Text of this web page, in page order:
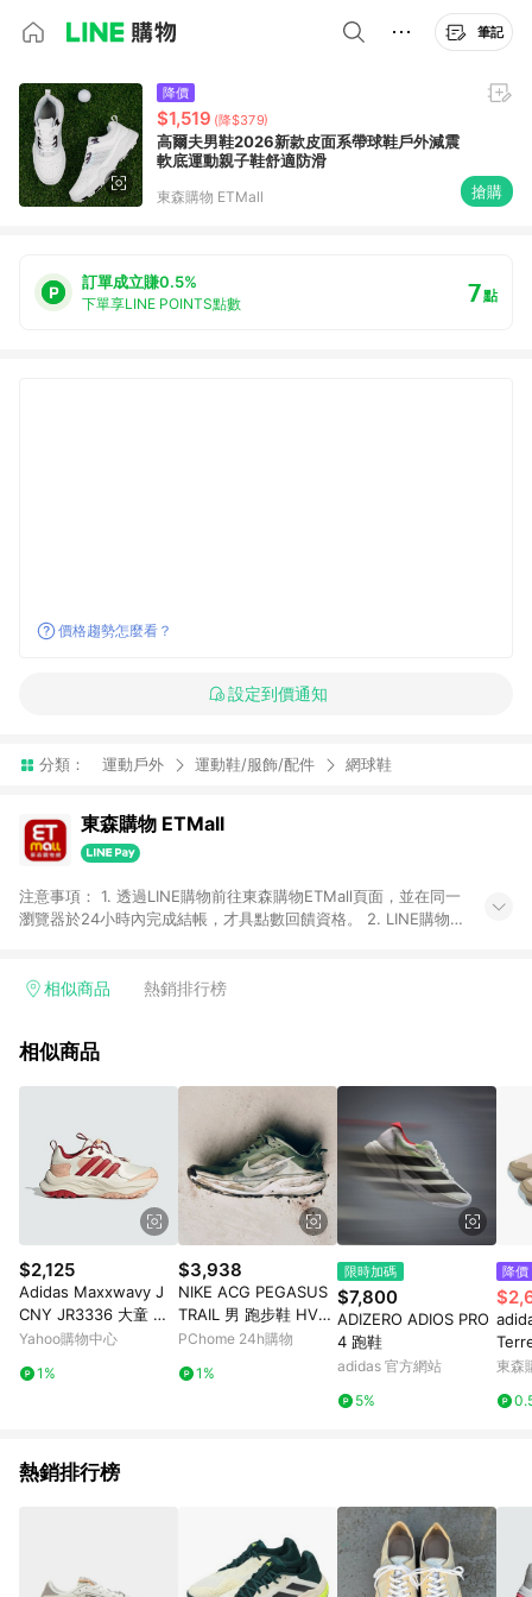
筆記
降價
$1,519 (降$379)
高爾夫男鞋2026新款皮面系帶球鞋戶外減震
軟底運動親子鞋舒適防滑
東森購物 ETMall 搶購
訂單成立賺0.5%
下單享LINE POINTS點數 7點
價格趨勢怎麼看？
設定到價通知
分類： 運動戶外 運動鞋/服飾/配件 網球鞋
東森購物 ETMall
注意事項： 1. 透過LINE購物前往東森購物ETMall頁面，並在同一
瀏覽器於24小時內完成結帳，才具點數回饋資格。 2. LINE購物
單，皆不在點數回饋範圍內。 3. 如購買以下類別商品，將無法獲
球嚴選、商城、專案商品、「草莓網」全館商品。 4. 如取消訂
回饋。 5. 點數回饋會扣除所有折扣優惠後之最終發票金額計算，
實際回饋請依LINE購物通知為主。 6. 訂單如有使用東森購物
ETMall站內之折扣優惠(包含但不限於東森幣、樂透金、東森現金
券等)，不具點數回饋資格。詳細請依東森購物ETMall之結帳頁面
顯示為準。 7. LINE購物設有「單一商品最高回饋點數」機制(特
殊活動時開放「回饋無上限」)，以同一訂單中同一商品不論件數
計算，並依訂單成立時間當下LINE購物所設定的回饋機制為準。
8. LINE購物為購物資訊整合性平台，商品資料更新會有時間差，
如顯示之商品規格、顏色、價位、贈品與東森購物ETMall銷售網
頁不符，以銷售網頁標示為準。 9. 若有贈點爭議，請務必於訂單
日期+180天以內至LINE購物客服洽詢；若超過180天(含)以上進
行申訴，恕無法贈點回饋。 10. 部分點數紅包僅限指定商品使
用，或不適用於無回饋商品。各點數紅包之適用商品與使用條件
相似商品 熱銷排行榜
相似商品
$2,125
Adidas Maxxwavy J
CNY JR3336 大童 運
動休閒鞋 緩震 舒適 穿
Yahoo購物中心
1%
$3,938
NIKE ACG PEGASUS
TRAIL 男 跑步鞋 HV81
16310
PChome 24h購物
1%
限時加碼
$7,800
ADIZERO ADIOS PRO
4 跑鞋
adidas 官方網站
5%
降價
5
東森
熱銷排行榜